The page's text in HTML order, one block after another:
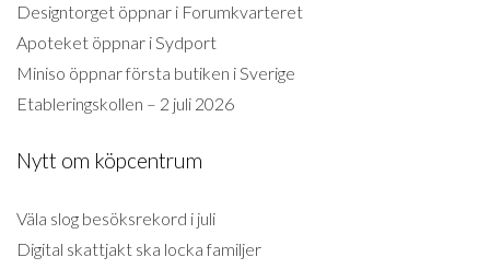
Designtorget öppnar i Forumkvarteret
Apoteket öppnar i Sydport
Miniso öppnar första butiken i Sverige
Etableringskollen – 2 juli 2026
Nytt om köpcentrum
Väla slog besöksrekord i juli
Digital skattjakt ska locka familjer